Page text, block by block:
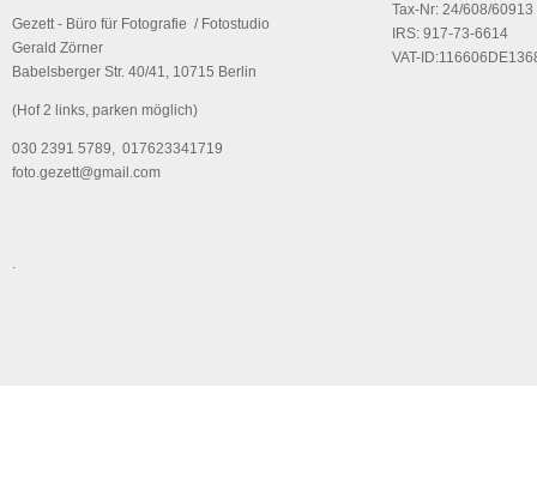
Gezett - Büro für Fotografie / Fotostudio
Gerald Zörner
Babelsberger Str. 40/41, 10715 Berlin
(Hof 2 links, parken möglich)
030 2391 5789, 017623341719
foto.gezett@gmail.com
Tax-Nr: 24/608/60913
IRS: 917-73-6614
VAT-
.